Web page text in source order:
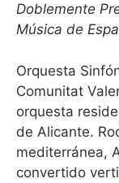
Doblemente
Música de
Orquesta
Comunitat
orquesta
de Alicante.
mediterránea,
convertido